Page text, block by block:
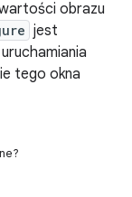
obrazu
jest
tego okna